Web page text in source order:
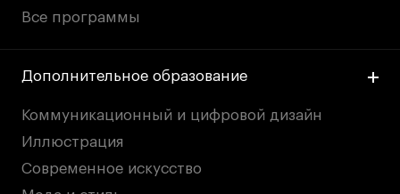
Все программы
Дополнительное образование
Коммуникационный и цифровой дизайн
Иллюстрация
Современное искусство